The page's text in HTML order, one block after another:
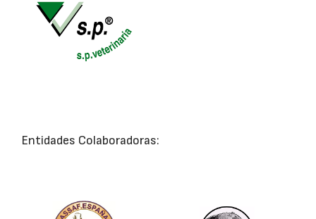
Entidades Colaboradoras: